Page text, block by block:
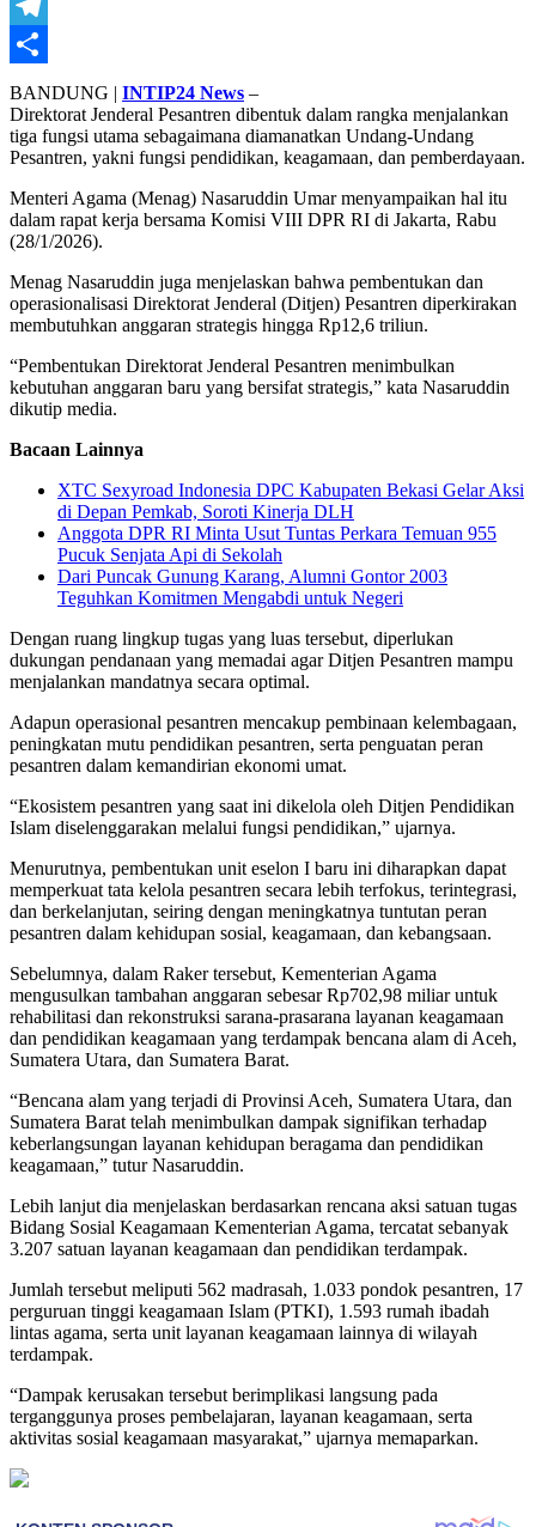
WhatsApp
Telegram
Share
BANDUNG | INTIP24 News –
Direktorat Jenderal Pesantren dibentuk dalam rangka menjalankan
tiga fungsi utama sebagaimana diamanatkan Undang-Undang
Pesantren, yakni fungsi pendidikan, keagamaan, dan pemberdayaan.
Menteri Agama (Menag) Nasaruddin Umar menyampaikan hal itu
dalam rapat kerja bersama Komisi VIII DPR RI di Jakarta, Rabu
(28/1/2026).
Menag Nasaruddin juga menjelaskan bahwa pembentukan dan
operasionalisasi Direktorat Jenderal (Ditjen) Pesantren diperkirakan
membutuhkan anggaran strategis hingga Rp12,6 triliun.
“Pembentukan Direktorat Jenderal Pesantren menimbulkan
kebutuhan anggaran baru yang bersifat strategis,” kata Nasaruddin
dikutip media.
Bacaan Lainnya
XTC Sexyroad Indonesia DPC Kabupaten Bekasi Gelar Aksi
di Depan Pemkab, Soroti Kinerja DLH
Anggota DPR RI Minta Usut Tuntas Perkara Temuan 955
Pucuk Senjata Api di Sekolah
Dari Puncak Gunung Karang, Alumni Gontor 2003
Teguhkan Komitmen Mengabdi untuk Negeri
Dengan ruang lingkup tugas yang luas tersebut, diperlukan
dukungan pendanaan yang memadai agar Ditjen Pesantren mampu
menjalankan mandatnya secara optimal.
Adapun operasional pesantren mencakup pembinaan kelembagaan,
peningkatan mutu pendidikan pesantren, serta penguatan peran
pesantren dalam kemandirian ekonomi umat.
“Ekosistem pesantren yang saat ini dikelola oleh Ditjen Pendidikan
Islam diselenggarakan melalui fungsi pendidikan,” ujarnya.
Menurutnya, pembentukan unit eselon I baru ini diharapkan dapat
memperkuat tata kelola pesantren secara lebih terfokus, terintegrasi,
dan berkelanjutan, seiring dengan meningkatnya tuntutan peran
pesantren dalam kehidupan sosial, keagamaan, dan kebangsaan.
Sebelumnya, dalam Raker tersebut, Kementerian Agama
mengusulkan tambahan anggaran sebesar Rp702,98 miliar untuk
rehabilitasi dan rekonstruksi sarana-prasarana layanan keagamaan
dan pendidikan keagamaan yang terdampak bencana alam di Aceh,
Sumatera Utara, dan Sumatera Barat.
“Bencana alam yang terjadi di Provinsi Aceh, Sumatera Utara, dan
Sumatera Barat telah menimbulkan dampak signifikan terhadap
keberlangsungan layanan kehidupan beragama dan pendidikan
keagamaan,” tutur Nasaruddin.
Lebih lanjut dia menjelaskan berdasarkan rencana aksi satuan tugas
Bidang Sosial Keagamaan Kementerian Agama, tercatat sebanyak
3.207 satuan layanan keagamaan dan pendidikan terdampak.
Jumlah tersebut meliputi 562 madrasah, 1.033 pondok pesantren, 17
perguruan tinggi keagamaan Islam (PTKI), 1.593 rumah ibadah
lintas agama, serta unit layanan keagamaan lainnya di wilayah
terdampak.
“Dampak kerusakan tersebut berimplikasi langsung pada
terganggunya proses pembelajaran, layanan keagamaan, serta
aktivitas sosial keagamaan masyarakat,” ujarnya memaparkan.